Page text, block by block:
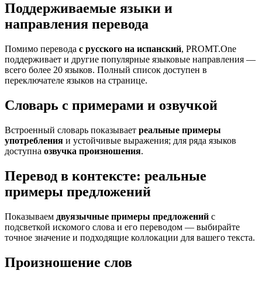
Поддерживаемые языки и
направления перевода
Помимо перевода с русского на испанский, PROMT.One
поддерживает и другие популярные языковые направления —
всего более 20 языков. Полный список доступен в
переключателе языков на странице.
Словарь с примерами и озвучкой
Встроенный словарь показывает реальные примеры
употребления и устойчивые выражения; для ряда языков
доступна озвучка произношения.
Перевод в контексте: реальные
примеры предложений
Показываем двуязычные примеры предложений с
подсветкой искомого слова и его переводом — выбирайте
точное значение и подходящие коллокации для вашего текста.
Произношение слов